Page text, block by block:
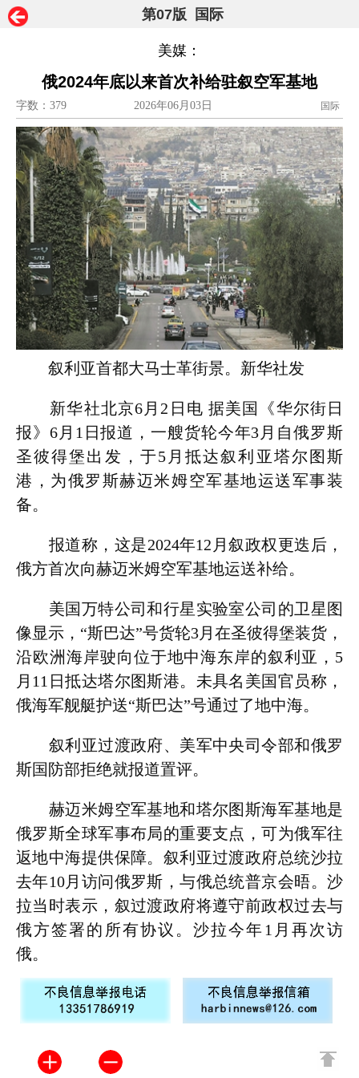
第07版 国际
美媒：
俄2024年底以来首次补给驻叙空军基地
字数：379 2026年06月03日 国际
叙利亚首都大马士革街景。新华社发
新华社北京6月2日电 据美国《华尔街日
报》6月1日报道，一艘货轮今年3月自俄罗斯
圣彼得堡出发，于5月抵达叙利亚塔尔图斯
港，为俄罗斯赫迈米姆空军基地运送军事装
备。
报道称，这是2024年12月叙政权更迭后，
俄方首次向赫迈米姆空军基地运送补给。
美国万特公司和行星实验室公司的卫星图
像显示，“斯巴达”号货轮3月在圣彼得堡装货，
沿欧洲海岸驶向位于地中海东岸的叙利亚，5
月11日抵达塔尔图斯港。未具名美国官员称，
俄海军舰艇护送“斯巴达”号通过了地中海。
叙利亚过渡政府、美军中央司令部和俄罗
斯国防部拒绝就报道置评。
赫迈米姆空军基地和塔尔图斯海军基地是
俄罗斯全球军事布局的重要支点，可为俄军往
返地中海提供保障。叙利亚过渡政府总统沙拉
去年10月访问俄罗斯，与俄总统普京会晤。沙
拉当时表示，叙过渡政府将遵守前政权过去与
俄方签署的所有协议。沙拉今年1月再次访
俄。